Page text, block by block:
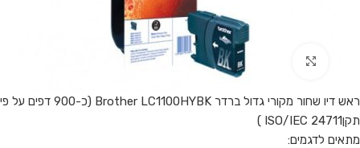
Click to enlarge
ראש דיו שחור מקורי גדול ברדר Brother LC1100HYBK (כ-900 דפים על פי
תקןISO/IEC 24711 )
מתאים לדגמים: